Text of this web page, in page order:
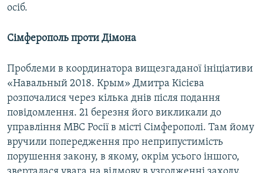
осіб.
Сімферополь проти Дімона
Проблеми в координатора вищезгаданої ініціативи
«Навальный 2018. Крым» Дмитра Кісієва
розпочалися через кілька днів після подання
повідомлення. 21 березня його викликали до
управління МВС Росії в місті Сімферополі. Там йому
вручили попередження про неприпустимість
порушення закону, в якому, окрім усього іншого,